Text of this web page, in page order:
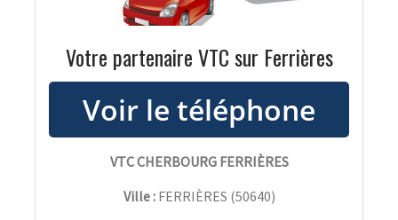
Votre partenaire VTC sur Ferrières
VTC CHERBOURG FERRIÈRES
Ville : FERRIÈRES (50640)